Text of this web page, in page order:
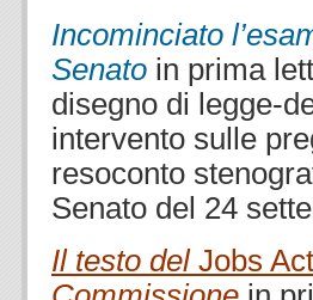
Incominciato
Senato in prima
disegno di legge-
intervento sulle
resoconto
Senato del 24
Il testo del Jobs Act